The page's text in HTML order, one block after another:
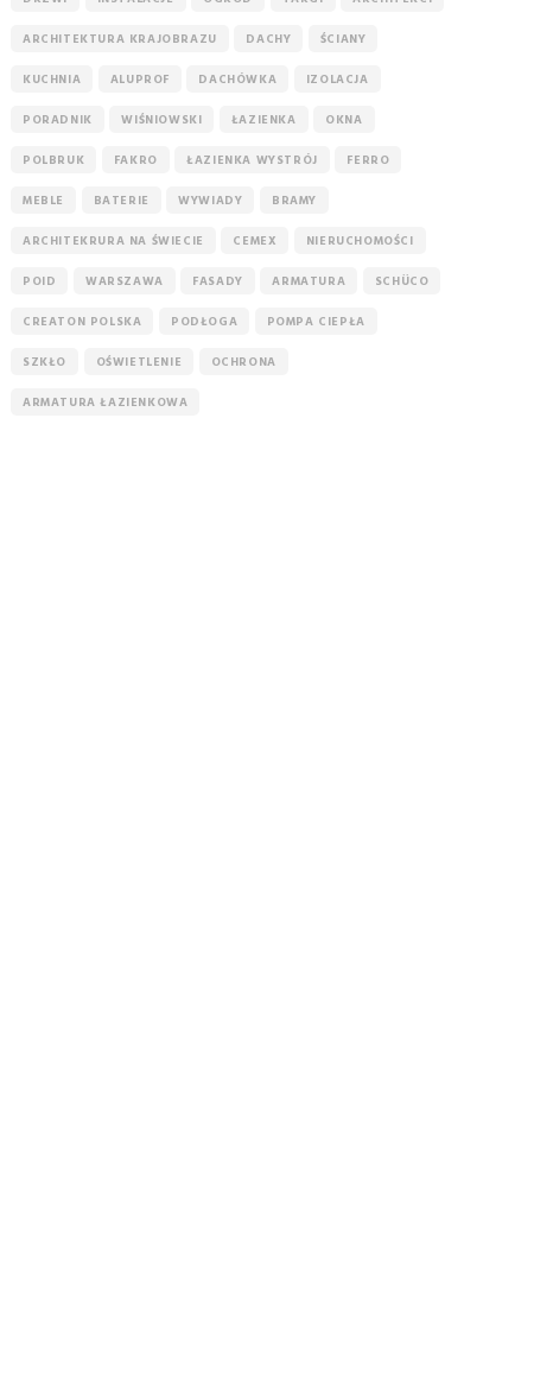
ARCHITEKTURA KRAJOBRAZU DACHY ŚCIANY
KUCHNIA ALUPROF DACHÓWKA IZOLACJA
PORADNIK WIŚNIOWSKI ŁAZIENKA OKNA
POLBRUK FAKRO ŁAZIENKA WYSTRÓJ FERRO
MEBLE BATERIE WYWIADY BRAMY
ARCHITEKRURA NA ŚWIECIE CEMEX NIERUCHOMOŚCI
POID WARSZAWA FASADY ARMATURA SCHÜCO
CREATON POLSKA PODŁOGA POMPA CIEPŁA
SZKŁO OŚWIETLENIE OCHRONA
ARMATURA ŁAZIENKOWA